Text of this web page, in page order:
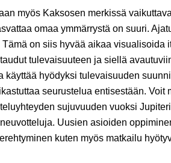
myös Kaksosen merkissä
omaa ymmärrystä on suuri.
on siis hyvää aikaa visualisoida
tulevaisuuteen ja siellä
käyttää hyödyksi tulevaisuuden
seurustelua entisestään. Voit
sujuvuuden vuoksi
Uusien asioiden
kuten myös matkailu